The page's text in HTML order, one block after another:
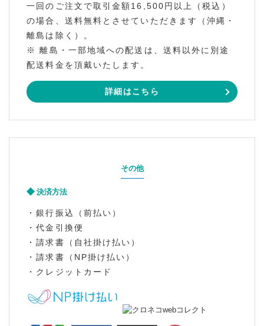
一回のご注文で取引金額16,500円以上（税込）
の場合、送料無料とさせていただきます（沖縄・
離島は除く）。
※ 離島・一部地域への配送は、送料以外に別途
配送料金を頂戴いたします。
詳細はこちら
その他
決済方法
・銀行振込（前払い）
・代金引換便
・請求書（自社掛け払い）
・請求書（NP掛け払い）
・クレジットカード